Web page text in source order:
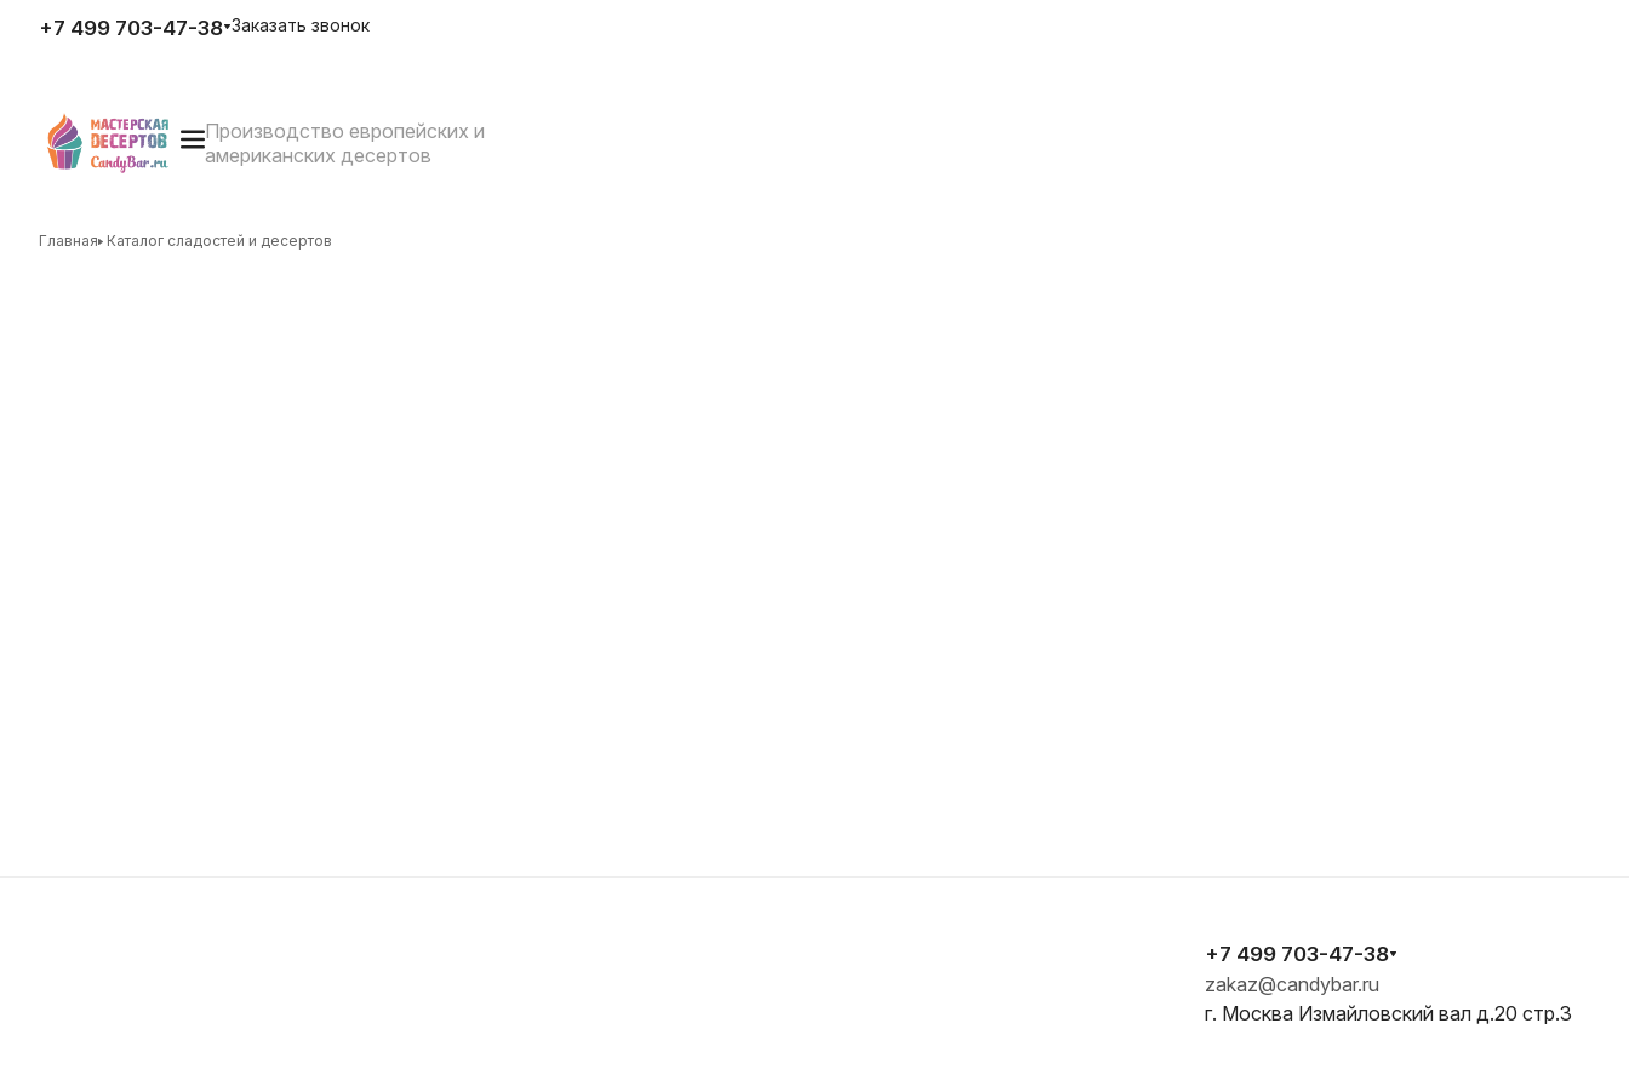
Главная Каталог сладостей и десертов
+7 499 703-47-38
E-mail
zakaz@candybar.ru
Адрес
Режим работы
Заказать звонок
Производство европейских и
американских десертов
+7 499 703-47-38
zakaz@candybar.ru
г. Москва Измайловский вал д.20 стр.3